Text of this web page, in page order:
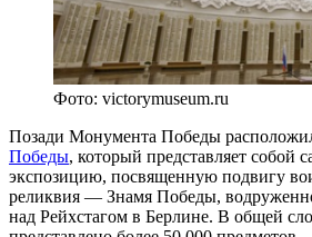
Фото: victorymuseum.ru
Позади Монумента Победы
Победы, который представляет собой
экспозицию, посвященную подвигу
реликвия — Знамя Победы,
над Рейхстагом в Берлине. В общей